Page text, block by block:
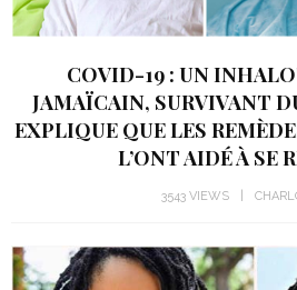
COVID-19 : UN
JAMAÏCAIN, SURVIVANT
EXPLIQUE QUE LES
L’ONT AIDÉ À SE
3543 VIEWS